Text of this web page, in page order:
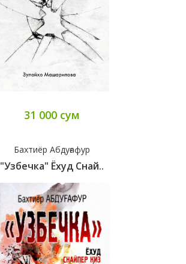
31 000 сум
Бахтиёр Абдуғафур
"Узбечка" Ёхуд Снай..